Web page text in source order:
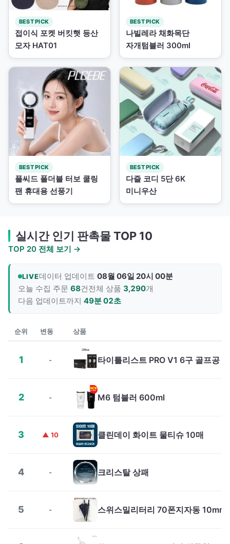
BEST PICK
접이식 포켓 버킷햇 등산
모자 HAT01
BEST PICK
나빌레라 채화목단
자개텀블러 300ml
BEST PICK
플씨드 폴더블 터보 쿨링
팬 휴대용 선풍기
BEST PICK
다즐 코디 5단 6K
미니우산
실시간 인기 판촉물 TOP 10
TOP 20 전체 보기 →
LIVE데이터 업데이트08월 06일 20시 00분
오늘 수집 주문 68건전체 상품 3,290개
다음 업데이트까지 49분 01초
순위 변동 상품
1 - 타이틀리스트 PRO V1 6구 골프공
2 - M6 텀블러 600ml
3 ▲ 10 클린데이 화이트 물티슈 10매
4 - 크리스탈 상패
5 -